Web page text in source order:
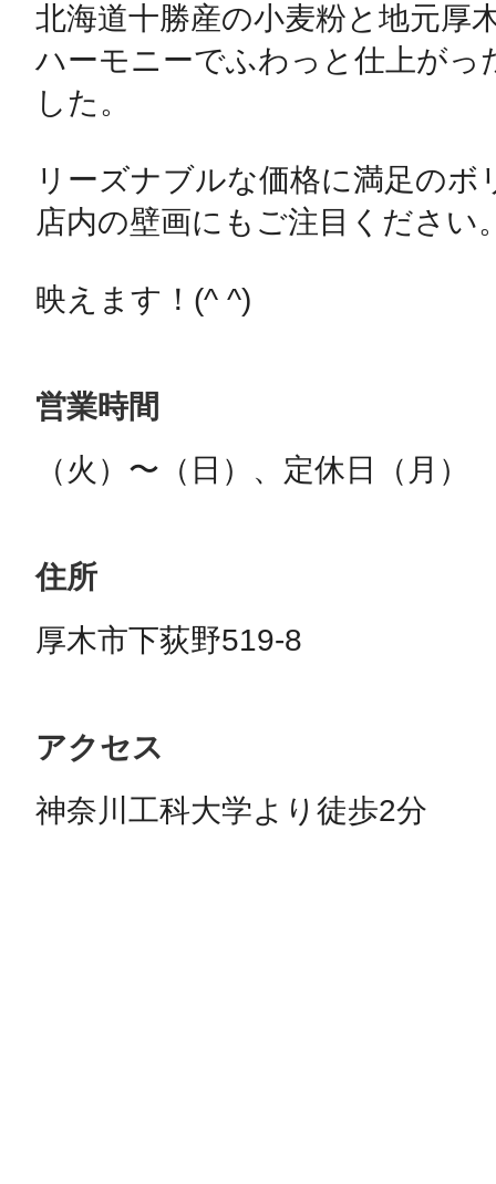
北海道十勝産の小麦粉と地元厚
ハーモニーでふわっと仕上がっ
した。
リーズナブルな価格に満足のボ
店内の壁画にもご注目ください
映えます！(^ ^)
営業時間
（火）〜（日）、定休日（月）
住所
厚木市下荻野519-8
アクセス
神奈川工科大学より徒歩2分